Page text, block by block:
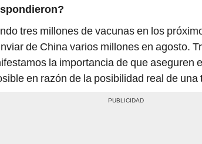
tres millones de vacunas en los
de China varios millones en agosto.
la importancia de que aseguren
en razón de la posibilidad real de una